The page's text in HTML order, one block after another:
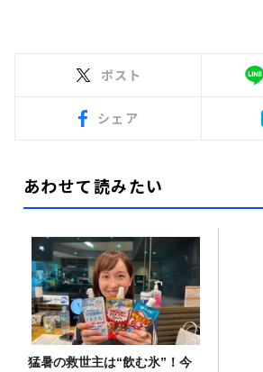
ポスト
シェア
あわせて読みたい
猛暑の救世主は“飲む氷”！今